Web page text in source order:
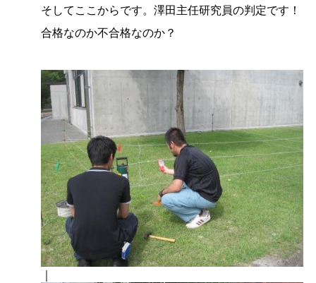
そしてここからです。澤田主任研究員の判定です！
合格なのか不合格なのか？
｜